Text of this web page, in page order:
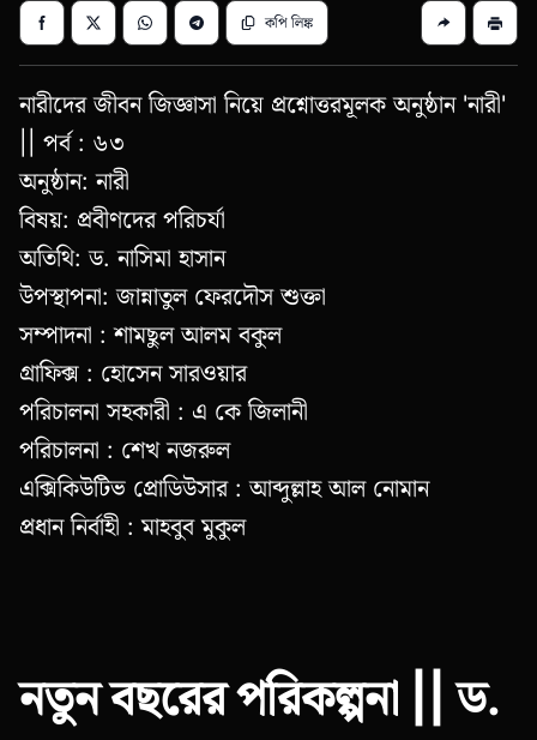
কপি লিঙ্ক
নারীদের জীবন জিজ্ঞাসা নিয়ে প্রশ্নোত্তরমূলক অনুষ্ঠান 'নারী'
|| পর্ব : ৬৩
অনুষ্ঠান: নারী
বিষয়: প্রবীণদের পরিচর্যা
অতিথি: ড. নাসিমা হাসান
উপস্থাপনা: জান্নাতুল ফেরদৌস শুক্তা
সম্পাদনা : শামছুল আলম বকুল
গ্রাফিক্স : হোসেন সারওয়ার
পরিচালনা সহকারী : এ কে জিলানী
পরিচালনা : শেখ নজরুল
এক্সিকিউটিভ প্রোডিউসার : আব্দুল্লাহ আল নোমান
প্রধান নির্বাহী : মাহবুব মুকুল
নতুন বছরের পরিকল্পনা || ড.